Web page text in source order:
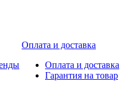
Оплата и доставка
Оплата и доставка
Гарантия на товар